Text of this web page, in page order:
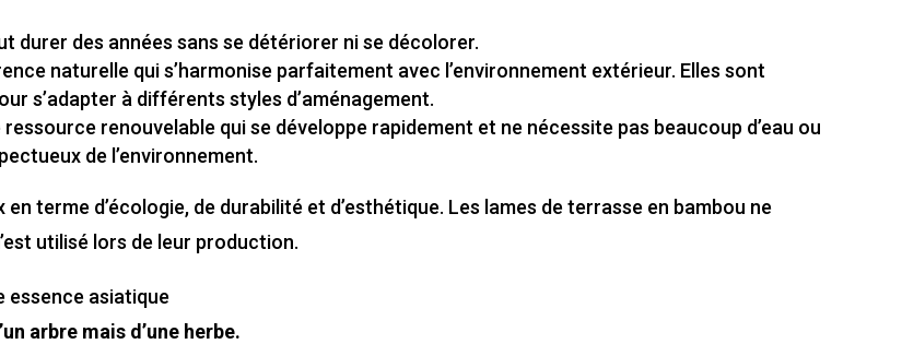
durer des années sans se détériorer ni se décolorer.
naturelle qui s’harmonise parfaitement avec l’environnement extérieur. Elles sont
s’adapter à différents styles d’aménagement.
renouvelable qui se développe rapidement et ne nécessite pas beaucoup d’eau ou
de l’environnement.
terme d’écologie, de durabilité et d’esthétique. Les lames de terrasse en bambou ne
utilisé lors de leur production.
asiatique
arbre mais d’une herbe.